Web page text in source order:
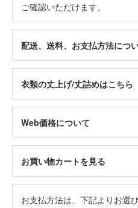
ご確認いただけます。
配送、送料、お支払方法につ
衣類の丈上げ/丈詰めはこちら
Web価格について
お買い物カートを見る
お支払方法は、下記よりお選